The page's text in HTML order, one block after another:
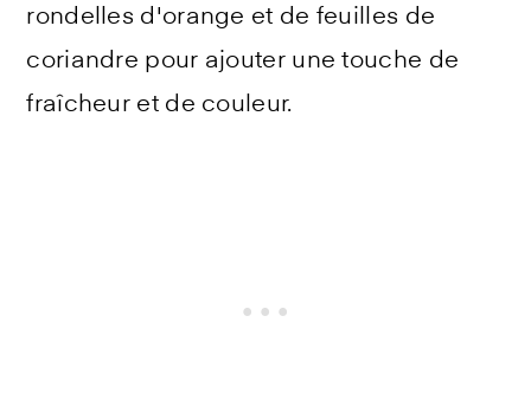
rondelles d'orange et de feuilles de
coriandre pour ajouter une touche de
fraîcheur et de couleur.